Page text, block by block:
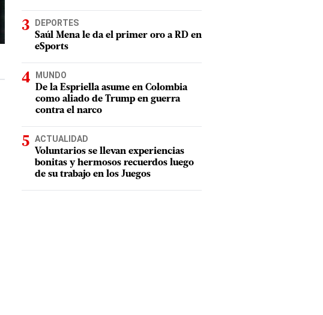
DEPORTES
Saúl Mena le da el primer oro a RD en
eSports
MUNDO
De la Espriella asume en Colombia
como aliado de Trump en guerra
contra el narco
ACTUALIDAD
Voluntarios se llevan experiencias
bonitas y hermosos recuerdos luego
de su trabajo en los Juegos